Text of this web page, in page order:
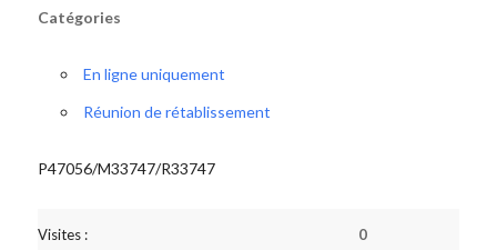
Catégories
En ligne uniquement
Réunion de rétablissement
P47056/M33747/R33747
Visites : 0